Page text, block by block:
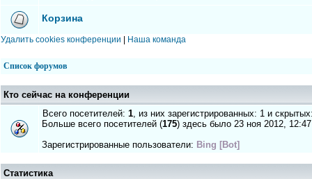
Корзина
Удалить cookies конференции Наша команда
Список форумов
Кто сейчас на конференции
Всего посетителей: 1, из них зарегистрированных: 1 и
Больше всего посетителей (175) здесь было 23 ноя 2012, 12:47
Зарегистрированные пользователи: Bing [Bot]
Статистика